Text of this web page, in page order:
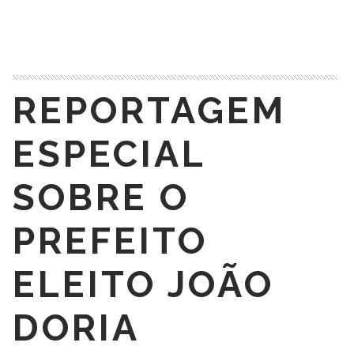
REPORTAGEM
ESPECIAL
SOBRE O
PREFEITO
ELEITO JOÃO
DORIA